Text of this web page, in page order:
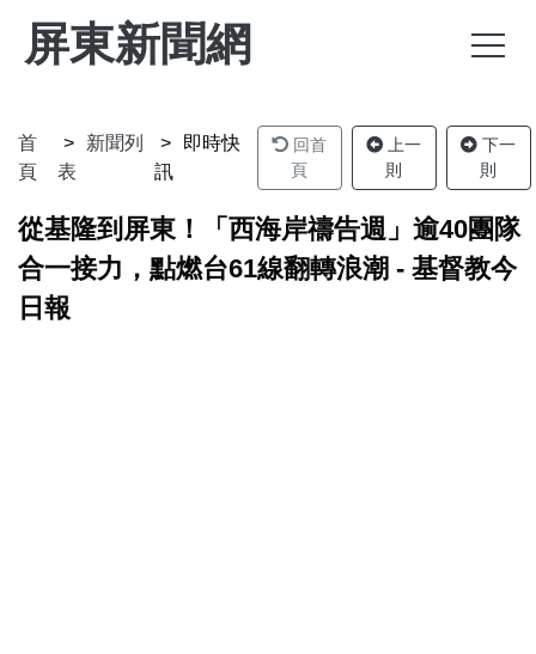
屏東新聞網
首
頁
新聞列
表
即時快
訊
回首
頁
上一
則
下一
則
從基隆到屏東！「西海岸禱告週」逾40團隊
合一接力，點燃台61線翻轉浪潮 - 基督教今
日報